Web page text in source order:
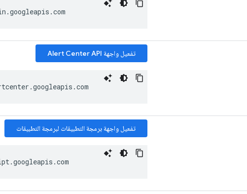
.googleapis .com
تفعيل واجهة Alert Center API
.googleapis .com
تفعيل واجهة برمجة التطبيقات لبرمجة التطبيقات
.googleapis .com